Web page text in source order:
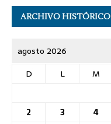
ARCHIVO HISTÓRICO
agosto 2026
D
L M
2
3 4